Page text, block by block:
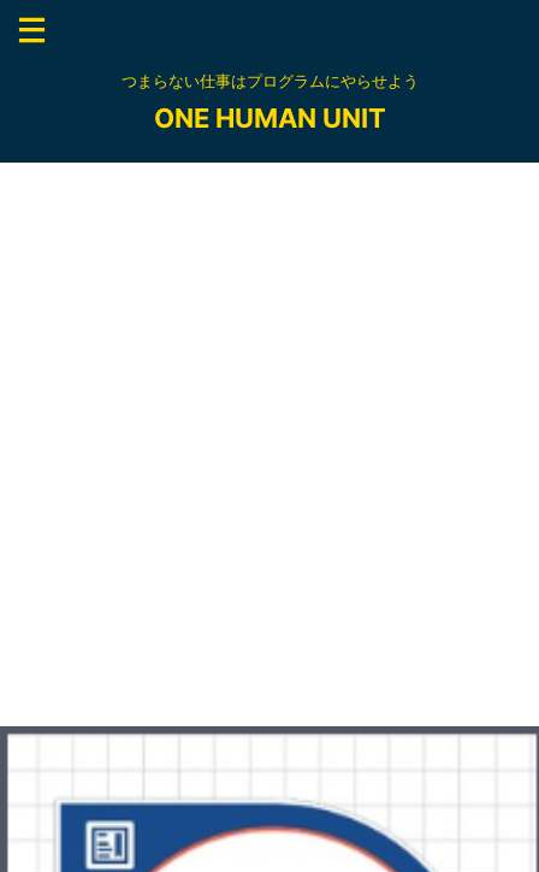
つまらない仕事はプログラムにやらせよう
ONE HUMAN UNIT